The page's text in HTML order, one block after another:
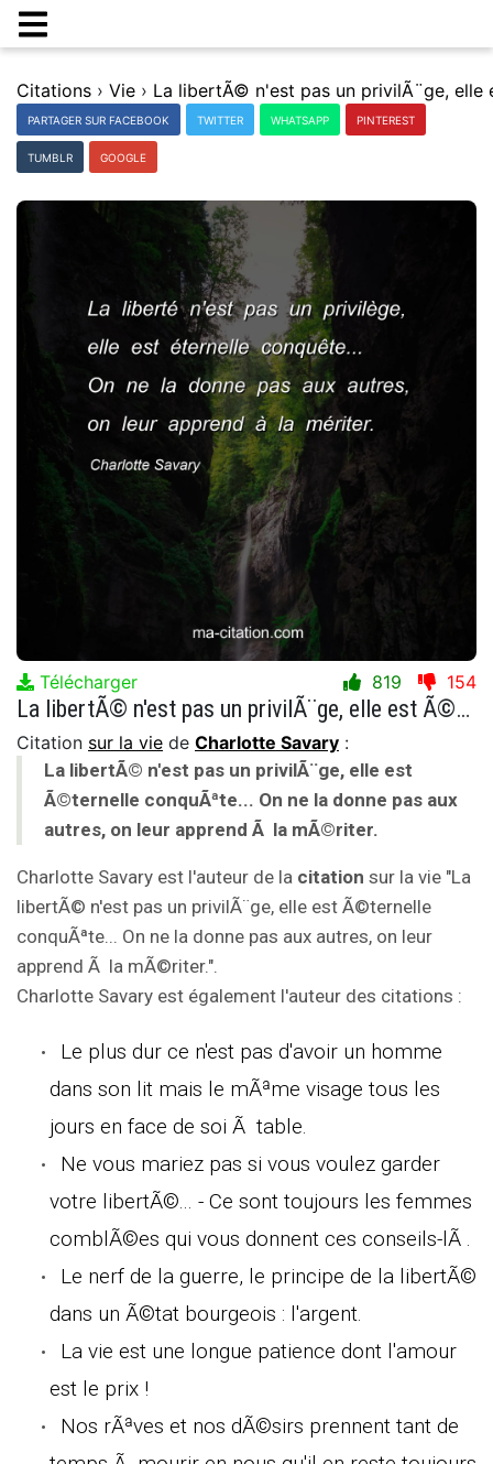
Citations › Vie ›
PARTAGER SUR FACEBOOK TWITTER WHATSAPP PINTEREST
TUMBLR GOOGLE
Télécharger 819 154
La libertÃ© n'est pas un privilÃ¨ge, elle est Ã©ternelle conquÃªte... On ne la donne pas aux autres, on leur apprend Ã la mÃ©riter.
Citation sur la vie de Charlotte Savary :
La libertÃ© n'est pas un privilÃ¨ge, elle est
Ã©ternelle conquÃªte... On ne la donne pas aux
autres, on leur apprend Ã la mÃ©riter.
Charlotte Savary est l'auteur de la citation sur la vie "La
libertÃ© n'est pas un privilÃ¨ge, elle est Ã©ternelle
conquÃªte... On ne la donne pas aux autres, on leur
apprend Ã la mÃ©riter.".
Charlotte Savary est également l'auteur des citations :
Le plus dur ce n'est pas d'avoir un homme
dans son lit mais le mÃªme visage tous les
jours en face de soi Ã table.
Ne vous mariez pas si vous voulez garder
votre libertÃ©... - Ce sont toujours les femmes
comblÃ©es qui vous donnent ces conseils-lÃ .
Le nerf de la guerre, le principe de la libertÃ©
dans un Ã©tat bourgeois : l'argent.
La vie est une longue patience dont l'amour
est le prix !
Nos rÃªves et nos dÃ©sirs prennent tant de